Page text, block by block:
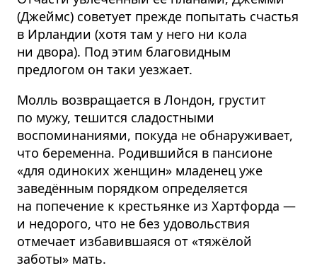
(Джеймс) советует прежде попытать счастья
в Ирландии (хотя там у него ни кола
ни двора). Под этим благовидным
предлогом он таки уезжает.
Молль возвращается в Лондон, грустит
по мужу, тешится сладостными
воспоминаниями, покуда не обнаруживает,
что беременна. Родившийся в пансионе
«для одиноких женщин» младенец уже
заведённым порядком определяется
на попечение к крестьянке из Хартфорда —
и недорого, что не без удовольствия
отмечает избавившаяся от «тяжёлой
заботы» мать.